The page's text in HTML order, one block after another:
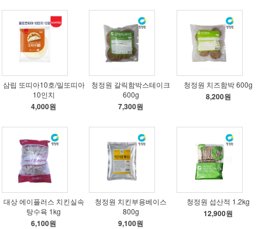
삼립 또띠아10호/밀또띠아
10인치
4,000원
청정원 갈릭함박스테이크
600g
7,300원
청정원 치즈함박 600g
8,200원
대상 에이플러스 치킨실속
탕수육 1kg
6,100원
청정원 치킨부용베이스
800g
9,100원
청정원 섭산적 1.2kg
12,900원